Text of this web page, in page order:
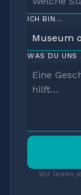
ICH BIN…
WAS DU UNS
Wir lesen